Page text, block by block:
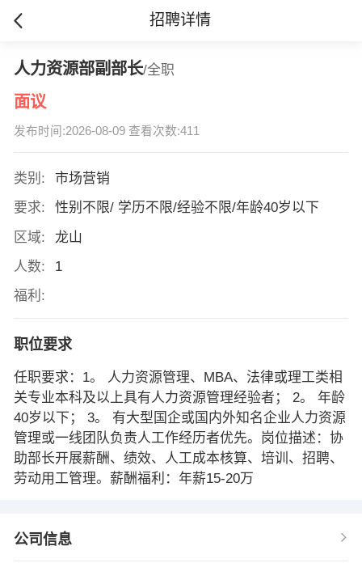
招聘详情
人力资源部副部长/全职
面议
发布时间:2026-08-09 查看次数:411
类别:
市场营销
要求:
性别不限/ 学历不限/经验不限/年龄40岁以下
区域:
龙山
人数:
1
福利:
职位要求
任职要求：1。 人力资源管理、MBA、法律或理工类相
关专业本科及以上具有人力资源管理经验者； 2。 年龄
40岁以下； 3。 有大型国企或国内外知名企业人力资源
管理或一线团队负责人工作经历者优先。岗位描述：协
助部长开展薪酬、绩效、人工成本核算、培训、招聘、
劳动用工管理。薪酬福利：年薪15-20万
公司信息